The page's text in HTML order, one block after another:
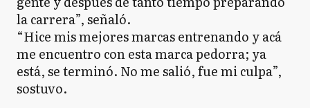
la carrera”, señaló.
“Hice mis mejores marcas entrenando y acá
me encuentro con esta marca pedorra; ya
está, se terminó. No me salió, fue mi culpa”,
sostuvo.